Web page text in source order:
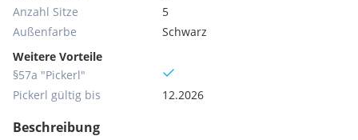
Anzahl Sitze
5
Außenfarbe
Schwarz
Weitere Vorteile
§57a "Pickerl"
Pickerl gültig bis
12.2026
Beschreibung